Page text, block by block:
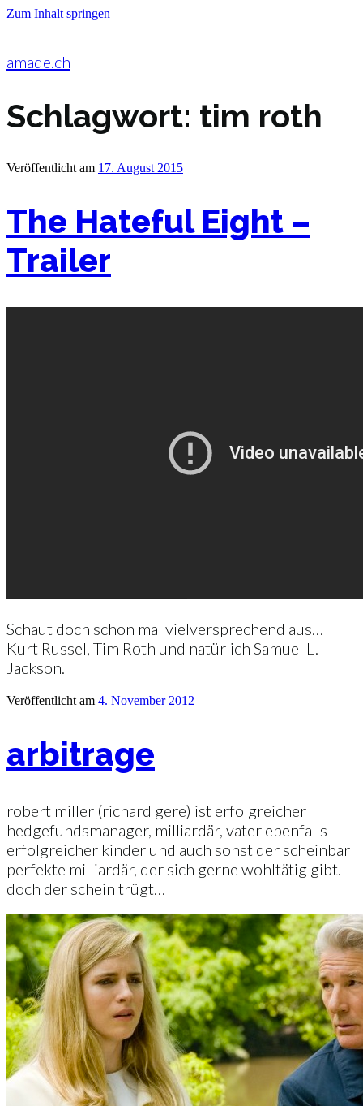
Zum Inhalt springen
amade.ch
Schlagwort: tim roth
Veröffentlicht am 17. August 2015
The Hateful Eight –
Trailer
Schaut doch schon mal vielversprechend aus…
Kurt Russel, Tim Roth und natürlich Samuel L.
Jackson.
Veröffentlicht am 4. November 2012
arbitrage
robert miller (richard gere) ist erfolgreicher
hedgefundsmanager, milliardär, vater ebenfalls
erfolgreicher kinder und auch sonst der scheinbar
perfekte milliardär, der sich gerne wohltätig gibt.
doch der schein trügt…